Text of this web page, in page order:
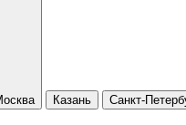
Казань Санкт-